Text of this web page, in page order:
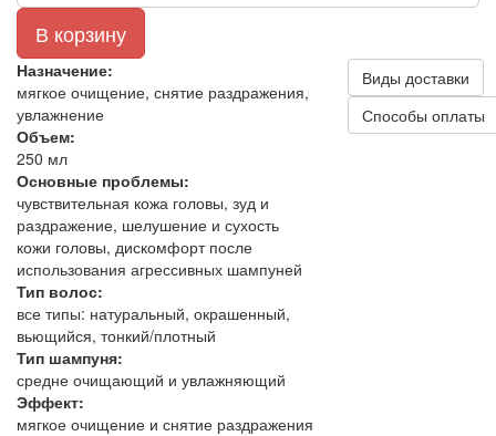
В корзину
Назначение:
мягкое очищение, снятие раздражения,
увлажнение
Объем:
250 мл
Основные проблемы:
чувствительная кожа головы, зуд и
раздражение, шелушение и сухость
кожи головы, дискомфорт после
использования агрессивных шампуней
Тип волос:
все типы: натуральный, окрашенный,
вьющийся, тонкий/плотный
Тип шампуня:
средне очищающий и увлажняющий
Эффект:
мягкое очищение и снятие раздражения
Виды доставки
Способы оплаты